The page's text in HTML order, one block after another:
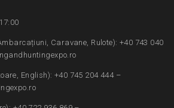
Caravane, Rulote): +40 743 040
English): +40 745 204 444 –